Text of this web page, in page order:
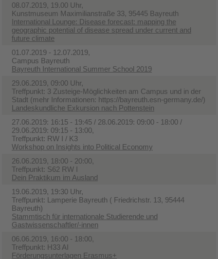
08.07.2019, 19.00 Uhr,
Kunstmuseum Maximilianstraße 33, 95445 Bayreuth
International Lounge: Disease forecast: mapping the
geographic potential of disease spread under current and
future climate
01.07.2019 - 12.07.2019,
Campus Bayreuth
Bayreuth International Summer School 2019
29.06.2019, 09:00 Uhr,
Treffpunkt: 3 Zusteige-Möglichkeiten am Campus und in der
Stadt (mehr Informationen: https://bayreuth.esn-germany.de/)
Landeskundliche Exkursion nach Pottenstein
27.06.2019: 16:15 - 19:45 / 28.06.2019: 09:00 - 18:00 /
29.06.2019: 09:15 - 13:00,
Treffpunkt: RW I / K3
Workshop on Insights into Political Economy
26.06.2019, 18:00 - 20:00,
Treffpunkt: S62 RW I
Dein Praktikum im Ausland
19.06.2019, 19:30 Uhr,
Treffpunkt: Lamperie Bayreuth ( Friedrichstr. 13, 95444
Bayreuth)
Stammtisch für internationale Studierende und
Gastwissenschaftler/-innen
06.06.2019, 16:00 - 18:00,
Treffpunkt: H33 AI
Förderungsunterlagen Erasmus+